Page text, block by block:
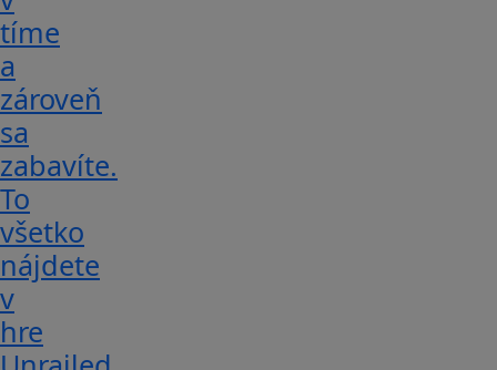
tíme
a
zároveň
sa
zabavíte.
To
všetko
nájdete
v
hre